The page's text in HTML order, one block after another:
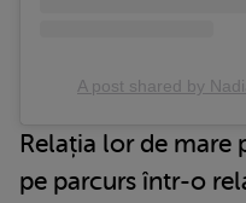
A post shared by
Relația lor de mare
pe parcurs într-o